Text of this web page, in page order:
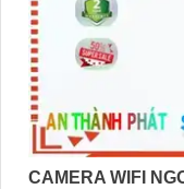
CAMERA WIFI